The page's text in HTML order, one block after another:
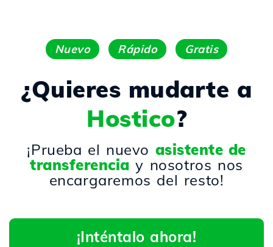
Nuevo Rápido Gratis
¿Quieres mudarte a
Hostico?
¡Prueba el nuevo asistente de
transferencia y nosotros nos
encargaremos del resto!
¡Inténtalo ahora!